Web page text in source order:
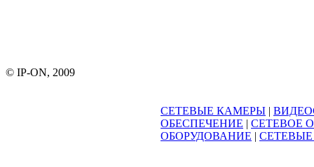
© IP-ON, 2009
СЕТЕВЫЕ КАМЕРЫ |
ОБЕСПЕЧЕНИЕ | СЕТЕВОЕ
ОБОРУДОВАНИЕ |